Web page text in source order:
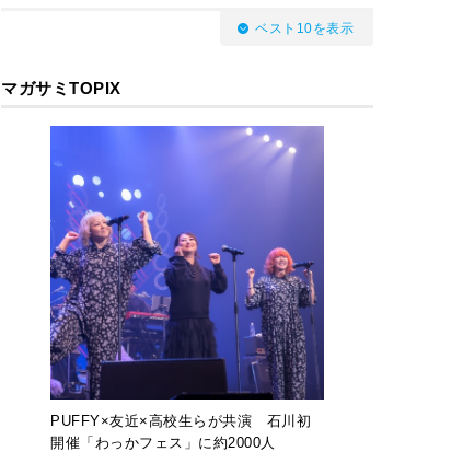
ベスト10を表示
マガサミTOPIX
PUFFY×友近×高校生らが共演 石川初
開催「わっかフェス」に約2000人